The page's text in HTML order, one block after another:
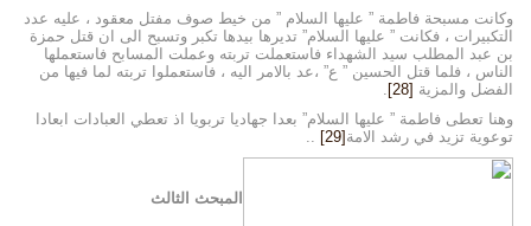
وكانت مسبحة فاطمة ” عليها السلام ” من خيط صوف مفتل معقود ، عليه عدد
التكبيرات ، فكانت ” عليها السلام” تديرها بيدها تكبر وتسبح الى ان قتل حمزة
بن عبد المطلب سيد الشهداء فاستعملت تربته وعملت المسابح فاستعملها
الناس ، فلما قتل الحسين ” ع” ،عد بالامر اليه ، فاستعملوا تربته لما فيها من
الفضل والمزية [28]
.
وهنا تعطى فاطمة ” عليها السلام” بعدا جهاديا تربويا اذ تعطي العبادات ابعادا
توعوية تزيد في رشد الامة [29]
..
المبحث الثالث